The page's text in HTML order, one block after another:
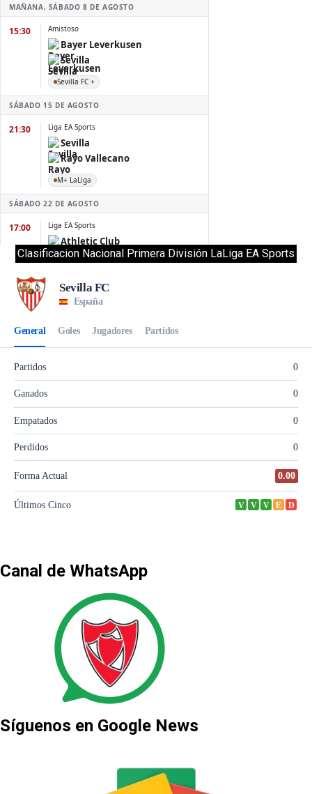
Clasificacion Nacional Primera División LaLiga EA Sports
Canal de WhatsApp
Síguenos en Google News